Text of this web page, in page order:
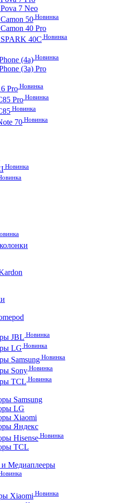
7 Neo
50 Новинка
40 Pro
40C Новинка
(4a)Новинка
(3a) Pro
Pro Новинка
Pro Новинка
Новинка
70Новинка
Новинка
JBL Новинка
LG Новинка
SamsungНовинка
Sony Новинка
TCL Новинка
Samsung
LG
Xiaomi
Яндекс
Hisense Новинка
TCL
Медиаплееры
XiaomiНовинка